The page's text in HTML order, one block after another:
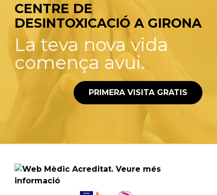
CENTRE DE
DESINTOXICACIÓ A GIRONA
La teva nova vida
comença avui.
PRIMERA VISITA GRATIS